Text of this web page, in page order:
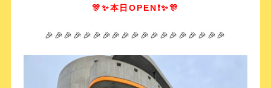
🎊✨本日OPEN❗️✨🎊
🎉🎉🎉🎉🎉🎉🎉🎉🎉🎉🎉🎉🎉🎉🎉🎉🎉🎉🎉